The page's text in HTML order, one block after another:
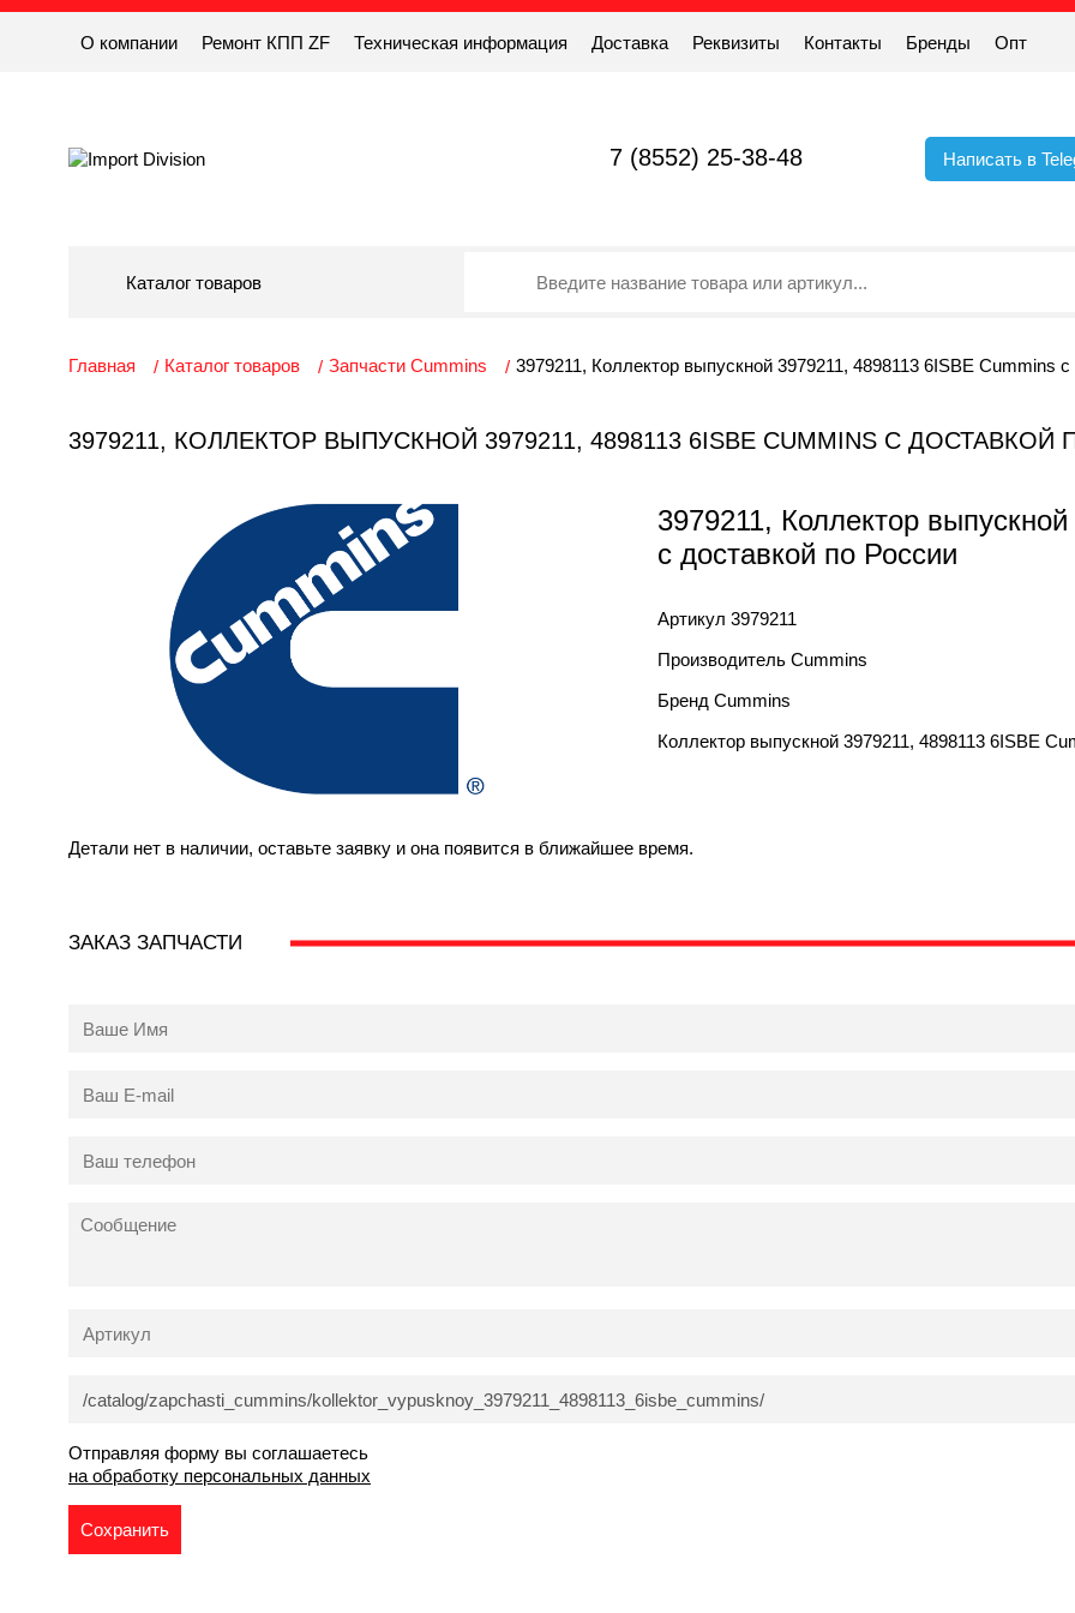
О компании Ремонт КПП ZF Техническая информация Доставка Реквизиты Контакты Бренды Опт
7 (8552) 25-38-48 Написать в
Каталог товаров
Главная Каталог товаров Запчасти Cummins 3979211, Коллектор выпускной 3979211, 4898113 6ISBE Cummins
3979211, КОЛЛЕКТОР ВЫПУСКНОЙ 3979211, 4898113 6ISBE CUMMINS С
3979211, Коллектор
с доставкой по России
Артикул 3979211
Производитель Cummins
Бренд Cummins
Коллектор выпускной 3979211, 4898113 6ISBE
Детали нет в наличии, оставьте заявку и она появится в ближайшее время.
ЗАКАЗ ЗАПЧАСТИ
Отправляя форму вы соглашаетесь
на обработку персональных данных